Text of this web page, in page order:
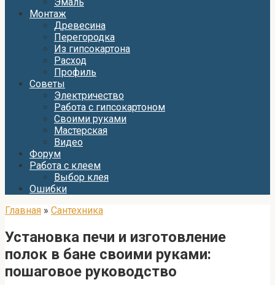
Монтаж
Древесина
Перегородка
Из гипсокартона
Расход
Профиль
Советы
Электричество
Работа с гипсокартоном
Своими руками
Мастерская
Видео
Форум
Работа с клеем
Выбор клея
Ошибки
Главная » Сантехника
Установка печи и изготовление
полок в бане своими руками:
пошаговое руководство